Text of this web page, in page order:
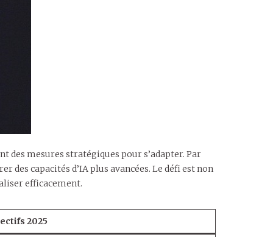
des mesures stratégiques pour s’adapter. Par
des capacités d’IA plus avancées. Le défi est non
efficacement.
2025